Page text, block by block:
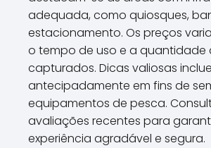
adequada, como quiosques,
estacionamento. Os preços
o tempo de uso e a quantidade
capturados. Dicas valiosas
antecipadamente em fins de
equipamentos de pesca.
avaliações recentes para
experiência agradável e segura.